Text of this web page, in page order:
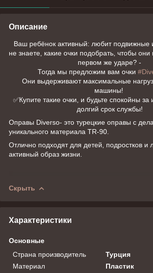
Описание
Ваш ребёнок активный: любит подвижные
не знаете, какие очки подобрать, чтобы
первом же ударе? -
Тогда мы предложим вам очки
Они выдерживают максимальные
машины!
✅Купите такие очки, и будьте спокойны за
долгий срок службы!
Оправы Diverso- это турецкие оправы с
уникального материала TR-90.
Отлично подходят для детей, подростков
активный образ жизни.
Скрыть
Характеристики
Основные
Страна производитель
Турция
Материал
Пластик